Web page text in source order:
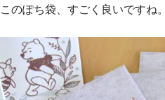
このぽち袋、すごく良いですね